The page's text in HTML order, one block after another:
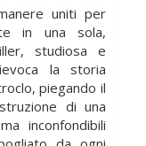
uniti per
in una sola,
studiosa e
la storia
piegando il
di una
inconfondibili